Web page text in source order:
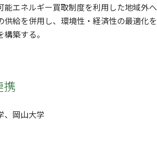
能エネルギー買取制度を利用した地域外へ
供給を併用し、環境性・経済性の最適化を
築する。
携
、岡山大学